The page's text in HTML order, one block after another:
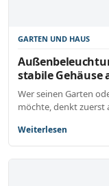
GARTEN UND HAUS
stabile Gehäuse
Wer seinen Garten
möchte, denkt zuerst
Weiterlesen